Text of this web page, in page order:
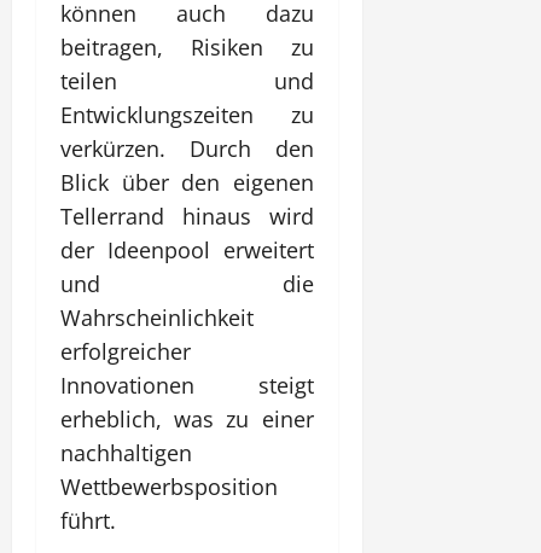
können auch dazu
beitragen, Risiken zu
teilen und
Entwicklungszeiten zu
verkürzen. Durch den
Blick über den eigenen
Tellerrand hinaus wird
der Ideenpool erweitert
und die
Wahrscheinlichkeit
erfolgreicher
Innovationen steigt
erheblich, was zu einer
nachhaltigen
Wettbewerbsposition
führt.